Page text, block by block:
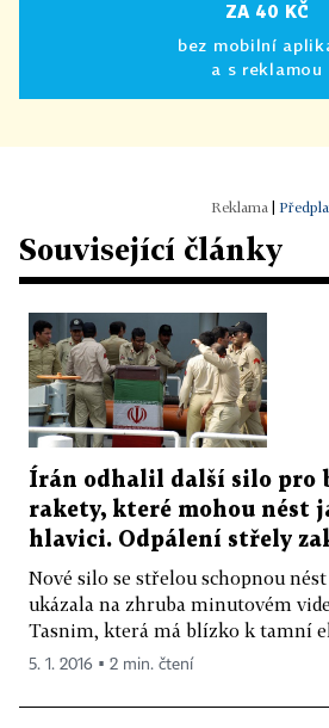
ZA 40 KČ
bez mobilní
a s reklamou
Související články
Írán odhalil další silo pro
rakety, které mohou nést
hlavici. Odpálení střely
Nové silo se střelou schopnou
ukázala na zhruba minutovém
Tasnim, která má blízko k tamní
5. 1. 2016 ▪ 2 min. čtení